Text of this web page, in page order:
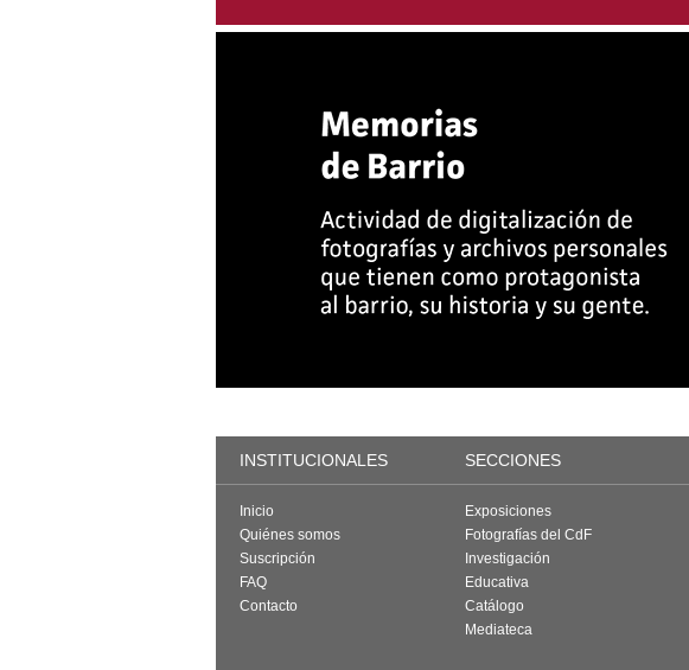
INSTITUCIONALES SECCIONES
Inicio
Quiénes somos
Suscripción
FAQ
Contacto
Exposiciones
Fotografías del CdF
Investigación
Educativa
Catálogo
Mediateca